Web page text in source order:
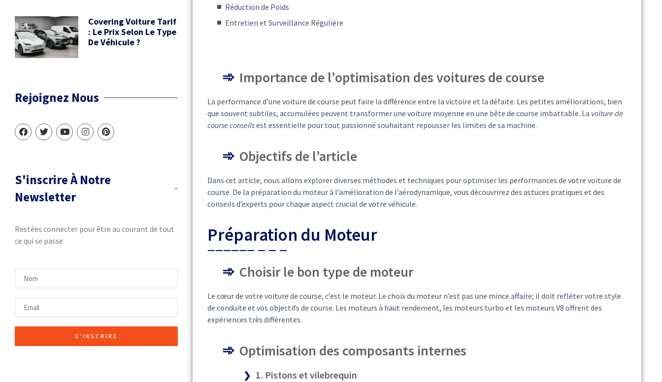
Covering Voiture Tarif
: Le Prix Selon Le Type
De Véhicule ?
Rejoignez Nous
S'inscrire À Notre
Newsletter
Restées connecter pour être au courant de tout
ce qui se passe
S'INSCRIRE
Réduction de Poids
Entretien et Surveillance Régulière
Importance de l’optimisation des voitures de course
La performance d’une voiture de course peut faire la différence entre la victoire et la défaite. Les petites améliorations, bien
que souvent subtiles, accumulées peuvent transformer une voiture moyenne en une bête de course imbattable. La voiture de
course conseilsest essentielle pour tout passionné souhaitant repousser les limites de sa machine.
Objectifs de l’article
Dans cet article, nous allons explorer diverses méthodes et techniques pour optimiser les performances de votre voiture de
course. De la préparation du moteur à l’amélioration de l’aérodynamique, vous découvrirez des astuces pratiques et des
conseils d’experts pour chaque aspect crucial de votre véhicule.
Préparation du Moteur
Choisir le bon type de moteur
Le cœur de votre voiture de course, c’est le moteur. Le choix du moteur n’est pas une mince affaire; il doit refléter votre style
de conduite et vos objectifs de course. Les moteurs à haut rendement, les moteurs turbo et les moteurs V8 offrent des
expériences très différentes.
Optimisation des composants internes
1. Pistons et vilebrequin